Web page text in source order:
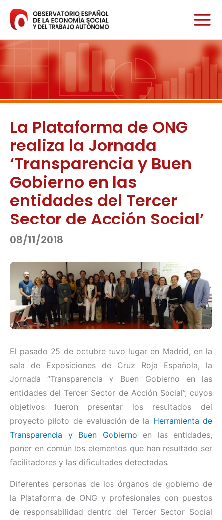
contenido
La Plataforma de ONG
realiza la Jornada
‘Transparencia y Buen
Gobierno en las
entidades del Tercer
Sector de Acción Social’
08/11/2018
El pasado 25 de octubre tuvo lugar en Madrid, en la
sala de Exposiciones de Cruz Roja Española, la
Jornada “Transparencia y Buen Gobierno en las
entidades del Tercer Sector de Acción Social”, cuyos
objetivos fueron presentar los resultados del
proyecto piloto de evaluación de la Herramienta de
Transparencia y Buen Gobierno en las entidades,
poner en común los elementos que han resultado ser
facilitadores y las dificultades detectadas.
Diferentes personas de los órganos de gobierno de
la Plataforma de ONG y profesionales con puestos
de responsabilidad dentro del Tercer Sector Social